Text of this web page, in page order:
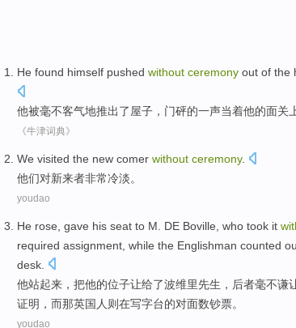
He found himself pushed without ceremony out of the
他被毫不客气地推出了屋子 ， 门砰的一声当着他的面关
《牛津词典》
We visited the new comer without ceremony.
他们对新来者非常冷淡。
youdao
He rose gave his seat to M. DE Boville , who took it
required assignment while the Englishman counted
desk
他站起来 ， 把他的位子让给了波维里先生，后者毫不谦
证明 ， 而那英国人则在写字台的对面数钞票。
youdao